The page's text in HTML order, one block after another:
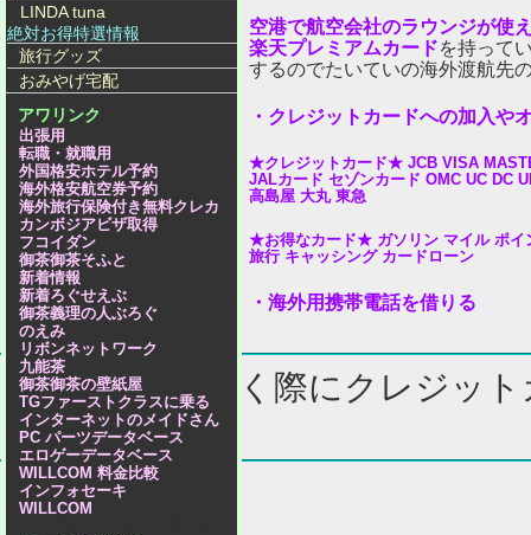
空港で航空会社のラウンジが使
楽天プレミアムカードを持って
するのでたいていの海外渡航先
・クレジットカードへの加入や
★クレジットカード★ JCB VISA
JALカード セゾンカード OMC UC DC
高島屋 大丸 東急
★お得なカード★ ガソリン マイル ポイ
旅行 キャッシング カードローン
・海外用携帯電話を借りる
LINDA tuna
絶対お得特選情報
旅行グッズ
おみやげ宅配
アワリンク
出張用
転職・就職用
外国格安ホテル予約
海外格安航空券予約
海外旅行保険付き無料クレカ
カンボジアビザ取得
フコイダン
御茶御茶そふと
新着情報
新着ろぐせえぶ
御茶義理の人ぶろぐ
のえみ
リボンネットワーク
九能茶
御茶御茶の壁紙屋
TGファーストクラスに乗る
インターネットのメイドさん
PC パーツデータベース
エロゲーデータベース
WILLCOM 料金比較
インフォセーキ
WILLCOM
海外旅行に行く際にクレジッ